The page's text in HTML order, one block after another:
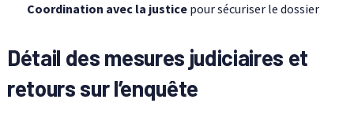
Coordination avec la justicepour sécuriser le dossier
Détail des mesures judiciaires et
retours sur l’enquête